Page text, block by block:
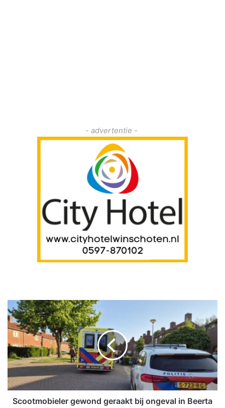
- advertentie -
c
o
t
m
o
b
i
Scootmobieler gewond geraakt bij ongeval in Beerta